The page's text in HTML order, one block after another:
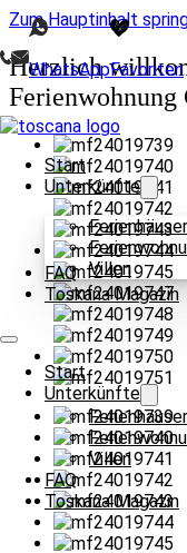
Zum Hauptinhalt
WhatsAppFavoriten
Start
Unterkünfte
Ferienhäuser
Villen
FAQ
Toskana Magazin
Start
Unterkünfte
Ferienhäuser
Villen
FAQ
Toskana Magazin
Herzlich
Ferienwohnung